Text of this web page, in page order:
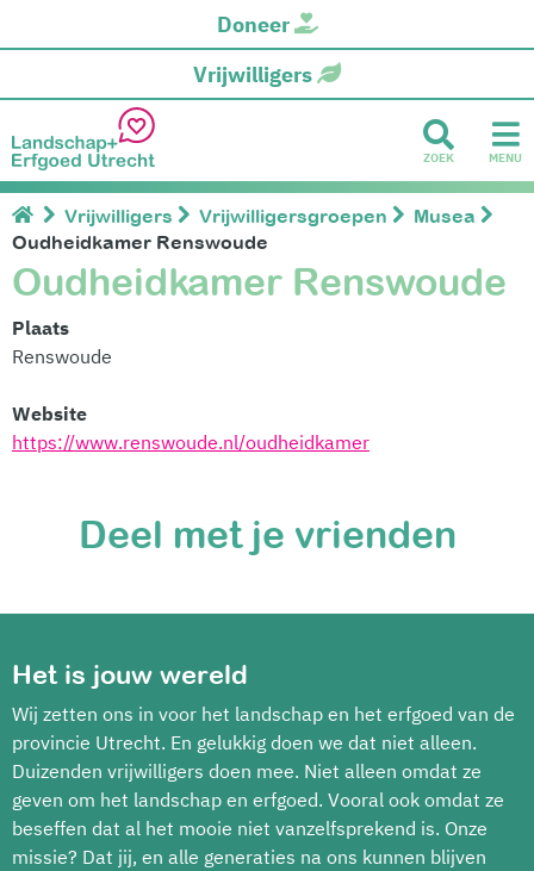
Doneer
Vrijwilligers
ZOEK MENU
Vrijwilligers Vrijwilligersgroepen
Musea
Oudheidkamer Renswoude
Oudheidkamer Renswoude
Plaats
Renswoude
Website
https://www.renswoude.nl/oudheidkamer
Deel met je vrienden
Het is jouw wereld
Wij zetten ons in voor het landschap en het erfgoed van de
provincie Utrecht. En gelukkig doen we dat niet alleen.
Duizenden vrijwilligers doen mee. Niet alleen omdat ze
geven om het landschap en erfgoed. Vooral ook omdat ze
beseffen dat al het mooie niet vanzelfsprekend is. Onze
missie? Dat jij, en alle generaties na ons kunnen blijven